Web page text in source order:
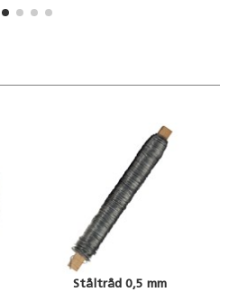
Ståltråd 0,5 mm